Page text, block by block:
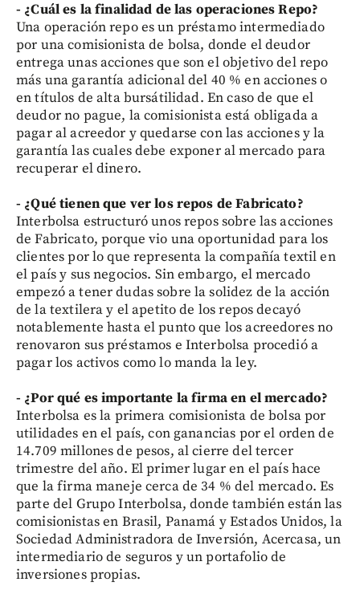
- ¿Cuál es la finalidad de las operaciones Repo?
Una operación repo es un préstamo intermediado
por una comisionista de bolsa, donde el deudor
entrega unas acciones que son el objetivo del repo
más una garantía adicional del 40 % en acciones o
en títulos de alta bursátilidad. En caso de que el
deudor no pague, la comisionista está obligada a
pagar al acreedor y quedarse con las acciones y la
garantía las cuales debe exponer al mercado para
recuperar el dinero.
- ¿Qué tienen que ver los repos de Fabricato?
Interbolsa estructuró unos repos sobre las acciones
de Fabricato, porque vio una oportunidad para los
clientes por lo que representa la compañía textil en
el país y sus negocios. Sin embargo, el mercado
empezó a tener dudas sobre la solidez de la acción
de la textilera y el apetito de los repos decayó
notablemente hasta el punto que los acreedores no
renovaron sus préstamos e Interbolsa procedió a
pagar los activos como lo manda la ley.
- ¿Por qué es importante la firma en el mercado?
Interbolsa es la primera comisionista de bolsa por
utilidades en el país, con ganancias por el orden de
14.709 millones de pesos, al cierre del tercer
trimestre del año. El primer lugar en el país hace
que la firma maneje cerca de 34 % del mercado. Es
parte del Grupo Interbolsa, donde también están las
comisionistas en Brasil, Panamá y Estados Unidos, la
Sociedad Administradora de Inversión, Acercasa, un
intermediario de seguros y un portafolio de
inversiones propias.